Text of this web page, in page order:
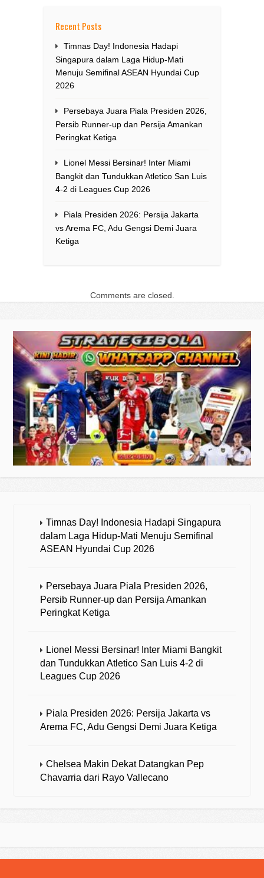
Recent Posts
Timnas Day! Indonesia Hadapi
Singapura dalam Laga Hidup-Mati
Menuju Semifinal ASEAN Hyundai Cup
2026
Persebaya Juara Piala Presiden 2026,
Persib Runner-up dan Persija Amankan
Peringkat Ketiga
Lionel Messi Bersinar! Inter Miami
Bangkit dan Tundukkan Atletico San Luis
4-2 di Leagues Cup 2026
Piala Presiden 2026: Persija Jakarta
vs Arema FC, Adu Gengsi Demi Juara
Ketiga
Comments are closed.
Timnas Day! Indonesia Hadapi Singapura
dalam Laga Hidup-Mati Menuju Semifinal
ASEAN Hyundai Cup 2026
Persebaya Juara Piala Presiden 2026,
Persib Runner-up dan Persija Amankan
Peringkat Ketiga
Lionel Messi Bersinar! Inter Miami Bangkit
dan Tundukkan Atletico San Luis 4-2 di
Leagues Cup 2026
Piala Presiden 2026: Persija Jakarta vs
Arema FC, Adu Gengsi Demi Juara Ketiga
Chelsea Makin Dekat Datangkan Pep
Chavarria dari Rayo Vallecano